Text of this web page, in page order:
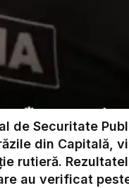
de Securitate
din Capitală,
rutieră.
au verificat